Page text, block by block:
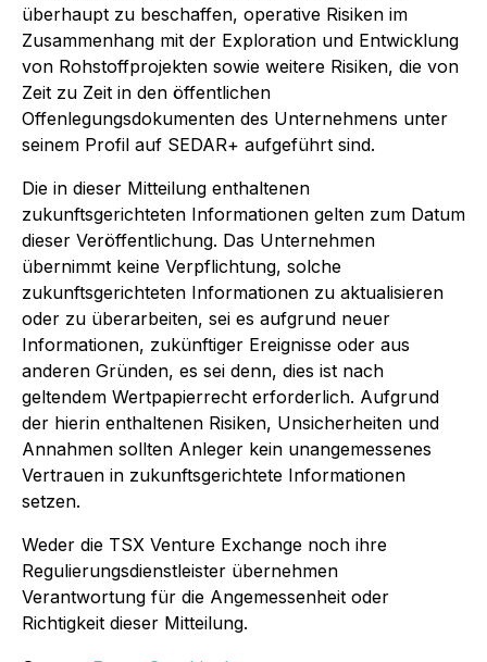
überhaupt zu beschaffen, operative Risiken im
Zusammenhang mit der Exploration und Entwicklung
von Rohstoffprojekten sowie weitere Risiken, die von
Zeit zu Zeit in den öffentlichen
Offenlegungsdokumenten des Unternehmens unter
seinem Profil auf SEDAR+ aufgeführt sind.
Die in dieser Mitteilung enthaltenen
zukunftsgerichteten Informationen gelten zum Datum
dieser Veröffentlichung. Das Unternehmen
übernimmt keine Verpflichtung, solche
zukunftsgerichteten Informationen zu aktualisieren
oder zu überarbeiten, sei es aufgrund neuer
Informationen, zukünftiger Ereignisse oder aus
anderen Gründen, es sei denn, dies ist nach
geltendem Wertpapierrecht erforderlich. Aufgrund
der hierin enthaltenen Risiken, Unsicherheiten und
Annahmen sollten Anleger kein unangemessenes
Vertrauen in zukunftsgerichtete Informationen
setzen.
Weder die TSX Venture Exchange noch ihre
Regulierungsdienstleister übernehmen
Verantwortung für die Angemessenheit oder
Richtigkeit dieser Mitteilung.